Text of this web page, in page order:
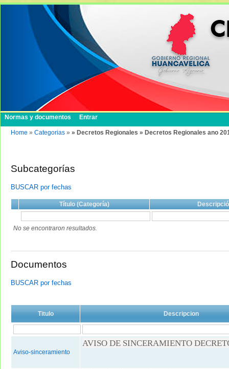
Normas y documentos Entrar
Home » Categorias » » Decretos Regionales » Decretos Regionales ano
Subcategorías
BUSCAR por fechas
Título (Categoría)
No se encontraron resultados.
Documentos
BUSCAR por fechas
Titulo Descripcion
Aviso-sinceramiento
AVISO DE SINCERAMIENTO